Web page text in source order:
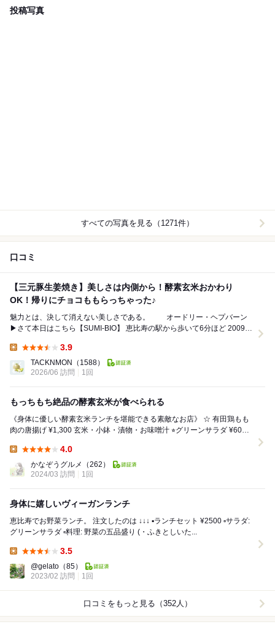
投稿写真
すべての写真を見る（1271件）
口コミ
【三元豚生姜焼き】美しさは内側から！酵素玄米おかわり
OK！帰りにチョコももらっちゃった♪
魅力とは、決して消えない美しさである。 オードリー・ヘプバーン
▶さて本日はこちら【SUMI-BIO】 恵比寿の駅から歩いて6分ほど 2009年
3.9
TACKNMON
（1588）
2026/06 訪問
1回
もっちもち絶品の酵素玄米が食べられる
《身体に優しい酵素玄米ランチを堪能できる素敵なお店》 ☆ 有田鶏もも
肉の唐揚げ ¥1,300 玄米・小鉢・漬物・お味噌汁 ⭐︎グリーンサラダ ¥600
4.0
かなぞうグルメ
（262）
2024/03 訪問
1回
身体に嬉しいヴィーガンランチ
恵比寿でお野菜ランチ。 注文したのは ↓↓↓ ▪️ランチセット ¥2500 ▫️サラダ:
グリーンサラダ ▫️料理: 野菜の五品盛り (・ふきとしいた...
3.5
@gelato （85）
2023/02 訪問
1回
口コミをもっと見る（352人）